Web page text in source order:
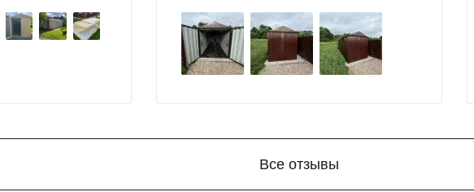
эту фирму.
большой выбор продукции, реальные
цены.
Все отзывы